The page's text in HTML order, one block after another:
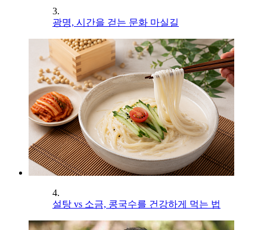
3.
광명, 시간을 걷는 문화 마실길
4.
설탕 vs 소금, 콩국수를 건강하게 먹는 법